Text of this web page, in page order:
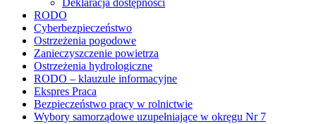
Deklaracja dostępności
RODO
Cyberbezpieczeństwo
Ostrzeżenia pogodowe
Zanieczyszczenie powietrza
Ostrzeżenia hydrologiczne
RODO – klauzule informacyjne
Ekspres Praca
Bezpieczeństwo pracy w rolnictwie
Wybory samorządowe uzupełniające w okręgu Nr 7